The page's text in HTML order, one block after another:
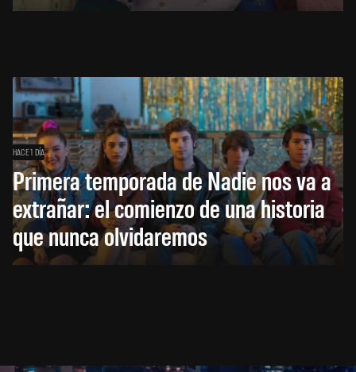
HACE 1 DÍA
Primera temporada de Nadie nos va a
extrañar: el comienzo de una historia
que nunca olvidaremos